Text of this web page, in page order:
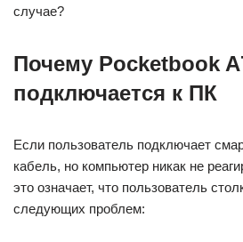
случае?
Почему Pocketbook
подключается к ПК
Если пользователь подключает
кабель, но компьютер никак не
это означает, что пользователь
следующих проблем: